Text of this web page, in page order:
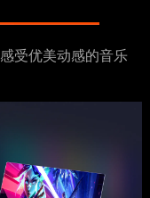
感受优美动感的音乐